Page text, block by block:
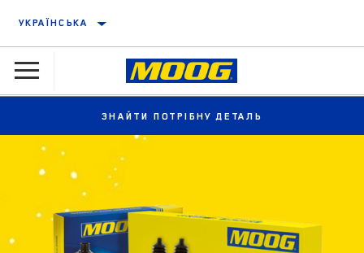
УКРАЇНСЬКА
ЗНАЙТИ ПОТРІБНУ ДЕТАЛЬ